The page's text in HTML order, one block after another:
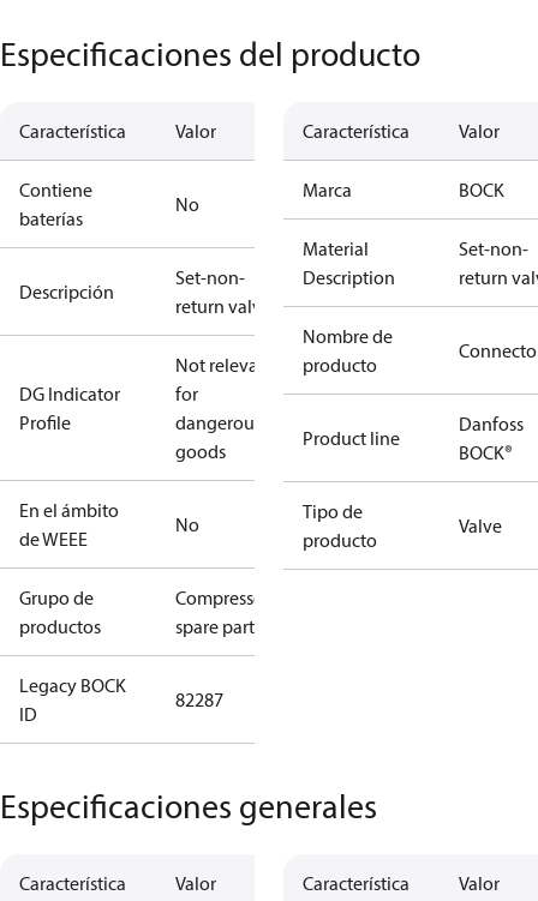
Especificaciones del producto
Característica Valor
Contiene
baterías
No
Descripción
Set-non-
return valve
DG Indicator
Profile
Not relevant
for
dangerous
goods
En el ámbito
de WEEE
No
Grupo de
productos
Compressors
spare parts
Legacy BOCK
ID
82287
Característica Valor
Marca BOCK
Material
Description
Set-non-
return
Nombre de
producto
Product line
Danfoss
BOCK®
Tipo de
producto
Valve
Especificaciones generales
Característica Valor Característica Valor